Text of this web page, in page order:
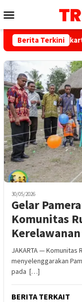
ke
Mobile
Berita Terkini
30/05/2026
Gelar
Komunitas
JAKARTA — Komunitas
menyelenggarakan
pada […]
BERITA TERKAIT